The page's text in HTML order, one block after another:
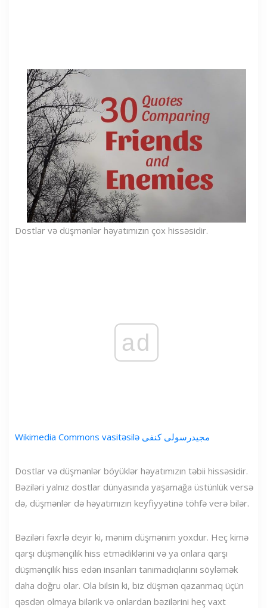
Dostlar və düşmənlər həyatımızın çox hissəsidir.
ad
Wikimedia Commons vasitəsilə مجیدرسولی کنفی
Dostlar və düşmənlər böyüklər həyatımızın təbii hissəsidir.
Bəziləri yalnız dostlar dünyasında yaşamağa üstünlük versə
də, düşmənlər də həyatımızın keyfiyyətinə töhfə verə bilər.
Bəziləri fəxrlə deyir ki, mənim düşmənim yoxdur. Heç kimə
qarşı düşmənçilik hiss etmədiklərini və ya onlara qarşı
düşmənçilik hiss edən insanları tanımadıqlarını söyləmək
daha doğru olar. Ola bilsin ki, biz düşmən qazanmaq üçün
qəsdən olmaya bilərik və onlardan bəzilərini heç vaxt